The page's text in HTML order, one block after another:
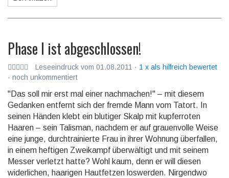
Phase I ist abgeschlossen!
Leseeindruck vom 01.08.2011 · 1 x als hilfreich bewertet
· noch unkommentiert
"Das soll mir erst mal einer nachmachen!" – mit diesem
Gedanken entfernt sich der fremde Mann vom Tatort. In
seinen Händen klebt ein blutiger Skalp mit kupferroten
Haaren – sein Talisman, nachdem er auf grauenvolle Weise
eine junge, durchtrainierte Frau in ihrer Wohnung überfallen,
in einem heftigen Zweikampf überwältigt und mit seinem
Messer verletzt hatte? Wohl kaum, denn er will diesen
widerlichen, haarigen Hautfetzen loswerden. Nirgendwo